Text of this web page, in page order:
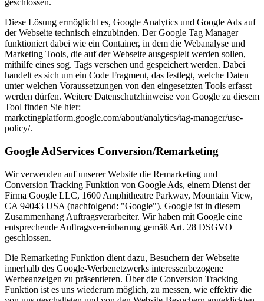
geschlossen.
Diese Lösung ermöglicht es, Google Analytics und Google Ads auf
der Webseite technisch einzubinden. Der Google Tag Manager
funktioniert dabei wie ein Container, in dem die Webanalyse und
Marketing Tools, die auf der Webseite ausgespielt werden sollen,
mithilfe eines sog. Tags versehen und gespeichert werden. Dabei
handelt es sich um ein Code Fragment, das festlegt, welche Daten
unter welchen Voraussetzungen von den eingesetzten Tools erfasst
werden dürfen. Weitere Datenschutzhinweise von Google zu diesem
Tool finden Sie hier:
marketingplatform.google.com/about/analytics/tag-manager/use-
policy/.
Google AdServices Conversion/Remarketing
Wir verwenden auf unserer Website die Remarketing und
Conversion Tracking Funktion von Google Ads, einem Dienst der
Firma Google LLC, 1600 Amphitheatre Parkway, Mountain View,
CA 94043 USA (nachfolgend: "Google"). Google ist in diesem
Zusammenhang Auftragsverarbeiter. Wir haben mit Google eine
entsprechende Auftragsvereinbarung gemäß Art. 28 DSGVO
geschlossen.
Die Remarketing Funktion dient dazu, Besuchern der Webseite
innerhalb des Google-Werbenetzwerks interessenbezogene
Werbeanzeigen zu präsentieren. Über die Conversion Tracking
Funktion ist es uns wiederum möglich, zu messen, wie effektiv die